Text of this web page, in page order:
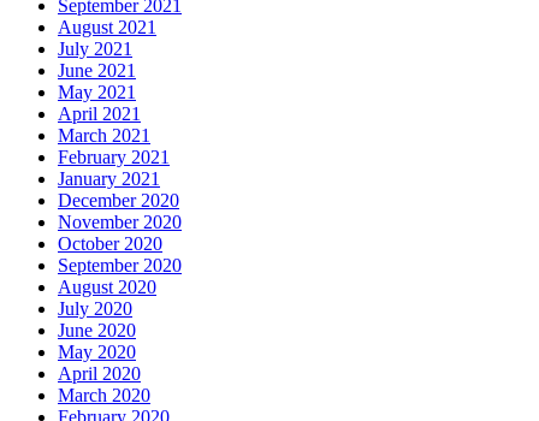
September 2021
August 2021
July 2021
June 2021
May 2021
April 2021
March 2021
February 2021
January 2021
December 2020
November 2020
October 2020
September 2020
August 2020
July 2020
June 2020
May 2020
April 2020
March 2020
February 2020